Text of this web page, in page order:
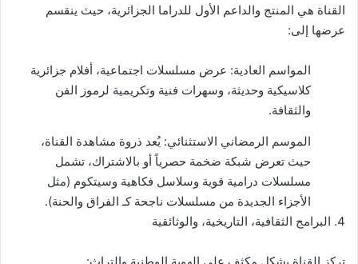
القناة هي المنتج والداعم الأول للدراما الجزائرية، حيث ينقسم
عرضها إلى:
المواسم العادية: عرض مسلسلات اجتماعية، أفلام جزائرية
كلاسيكية وحديثة، وسهرات فنية وتكريمية لرموز الفن
والثقافة.
الموسم الرمضاني الاستثنائي: يُعد ذروة مشاهدة القناة،
حيث تعرض شبكة ضخمة حصرياً أو بالاشتراك، تشمل
مسلسلات درامية قوية وسلاسل فكاهية وسيتكوم (مثل
الأجزاء الجديدة من مسلسلات ناجحة كـ الفراق والحنة).
4. البرامج الثقافية، التاريخية، والوثائقية